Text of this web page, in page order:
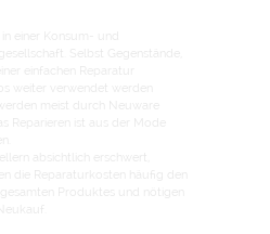
Selbst Gegenstände,
einfachen Reparatur
weiter verwendet werden
meist durch Neuware
Reparieren ist aus der Mode
absichtlich erschwert,
die Reparaturkosten häufig den
gesamten Produktes und nötigen